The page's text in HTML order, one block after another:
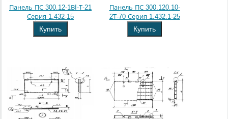
Панель ПС 300.12-1ВI-Т-21
Серия 1.432-15
Купить
Панель ПС 300.120.10-
2Т-70 Серия 1.432.1-25
Купить